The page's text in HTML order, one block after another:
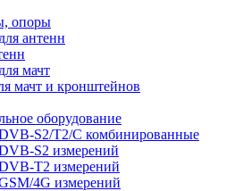
опоры
антенн
мачт
мачт и кронштейнов
оборудование
S2/T2/C комбинированные
S2 измерений
T2 измерений
4G измерений